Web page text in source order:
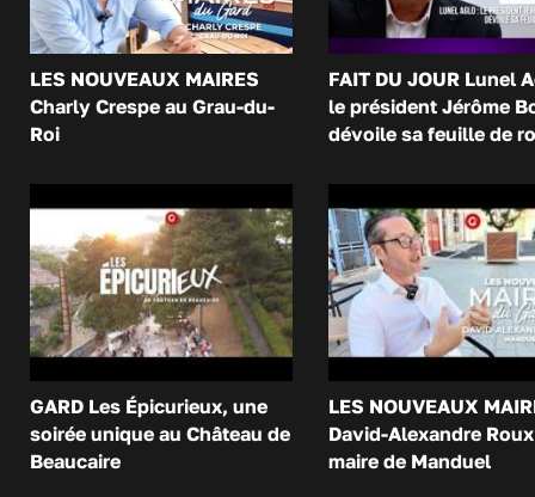
LES NOUVEAUX MAIRES
Charly Crespe au Grau-du-
Roi
FAIT DU JOUR Lunel
le président Jérôme
dévoile sa feuille de
GARD Les Épicurieux, une
soirée unique au Château de
Beaucaire
LES NOUVEAUX
David-Alexandre
maire de Manduel